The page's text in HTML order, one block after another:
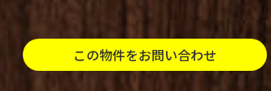
この物件をお問い合わせ